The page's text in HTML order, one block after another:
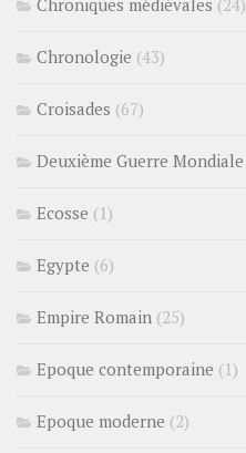
Chronologie (43)
Croisades (67)
Deuxième Guerre Mondiale
Ecosse (1)
Egypte (6)
Empire Romain (25)
Epoque contemporaine (1)
Epoque moderne (2)